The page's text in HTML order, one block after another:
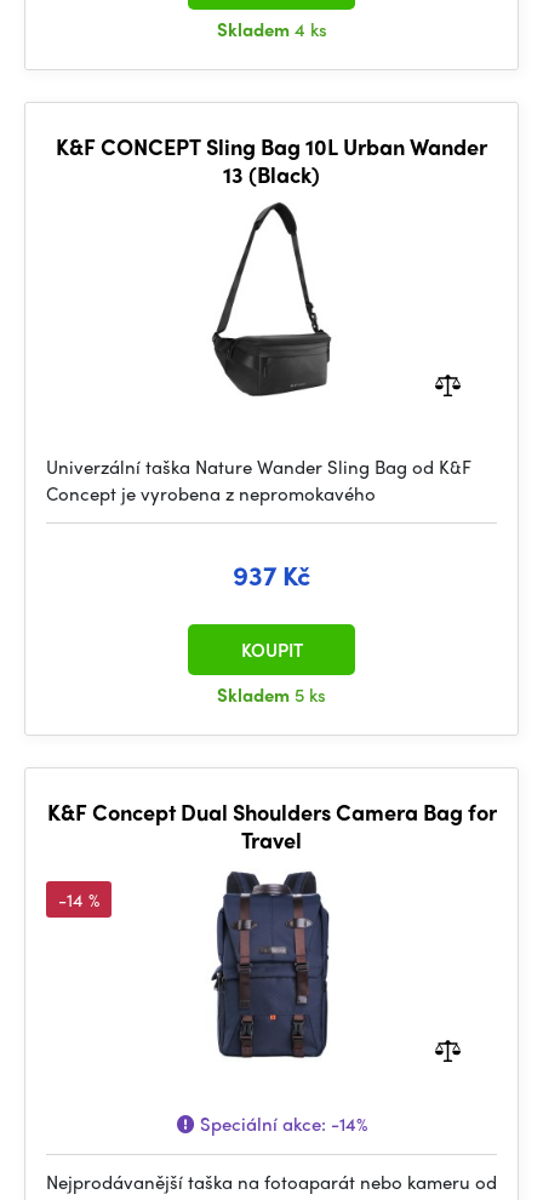
Skladem4 ks
K&F CONCEPT Sling Bag 10L Urban Wander
13 (Black)
Univerzální taška Nature Wander Sling Bag od K&F
Concept je vyrobena z nepromokavého
937 Kč
Skladem 5 ks
KOUPIT
K&F Concept Dual Shoulders Camera Bag for
Travel
-14 %
Speciální akce: -14%
Nejprodávanější taška na fotoaparát nebo kameru od